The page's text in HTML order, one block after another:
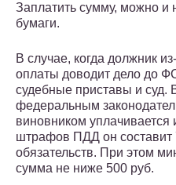
Заплатить сумму, можно
бумаги.
В случае, когда должник
оплаты доводит дело до
судебные приставы и суд.
федеральным
виновником уплачивается
штрафов ПДД он составит
обязательств. При этом
сумма не ниже 500 руб.